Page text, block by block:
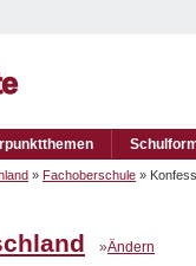
» Fachoberschule »
»Ändern